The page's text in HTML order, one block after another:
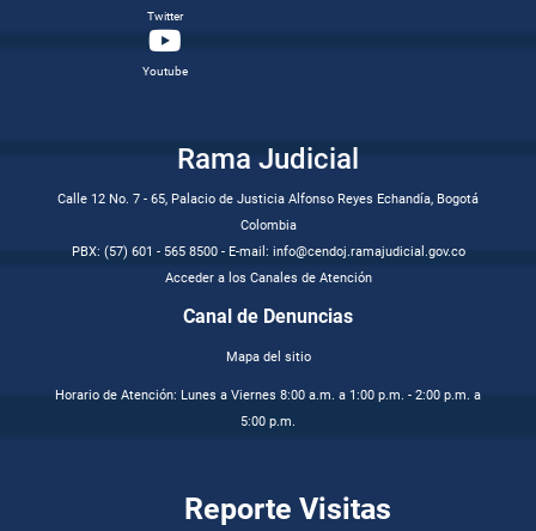
Twitter
Youtube
Rama Judicial
Calle 12 No. 7 - 65, Palacio de Justicia Alfonso Reyes Echandía, Bogotá
Colombia
PBX: (57) 601 - 565 8500 - E-mail: info@cendoj.ramajudicial.gov.co
Acceder a los Canales de Atención
Canal de Denuncias
Mapa del sitio
Horario de Atención: Lunes a Viernes 8:00 a.m. a 1:00 p.m. - 2:00 p.m. a
5:00 p.m.
Reporte Visitas